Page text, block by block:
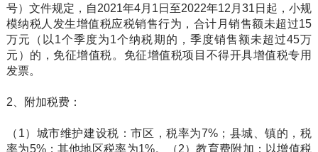
号）文件规定，自2021年4月1日至2022年12月31日起，小规
模纳税人发生增值税应税销售行为，合计月销售额未超过15
万元（以1个季度为1个纳税期的，季度销售额未超过45万
元）的，免征增值税。免征增值税项目不得开具增值税专用
发票。
2、附加税费：
（1）城市维护建设税：市区，税率为7%；县城、镇的，税
率为5%；其他地区税率为1%。（2）教育费附加：以增值税